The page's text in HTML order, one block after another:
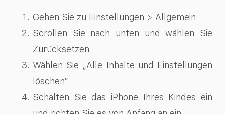
Gehen Sie zu Einstellungen > Allgemein
Scrollen Sie nach unten und wählen Sie
Zurücksetzen
Wählen Sie „Alle Inhalte und Einstellungen
löschen“
Schalten Sie das iPhone Ihres Kindes ein